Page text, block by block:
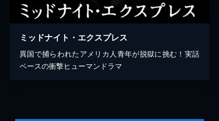
ミッドナイト・エクスプレス
異国で捕らわれたアメリカ人青年が脱獄に挑む！実話
ベースの衝撃ヒューマンドラマ